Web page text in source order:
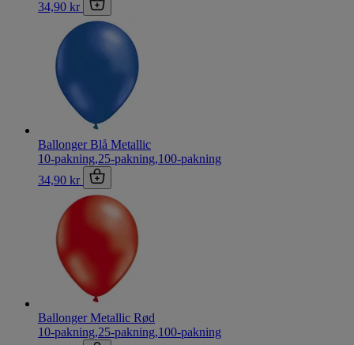
34,90 kr
Ballonger Blå Metallic
10-pakning,25-pakning,100-pakning
34,90 kr
Ballonger Metallic Rød
10-pakning,25-pakning,100-pakning